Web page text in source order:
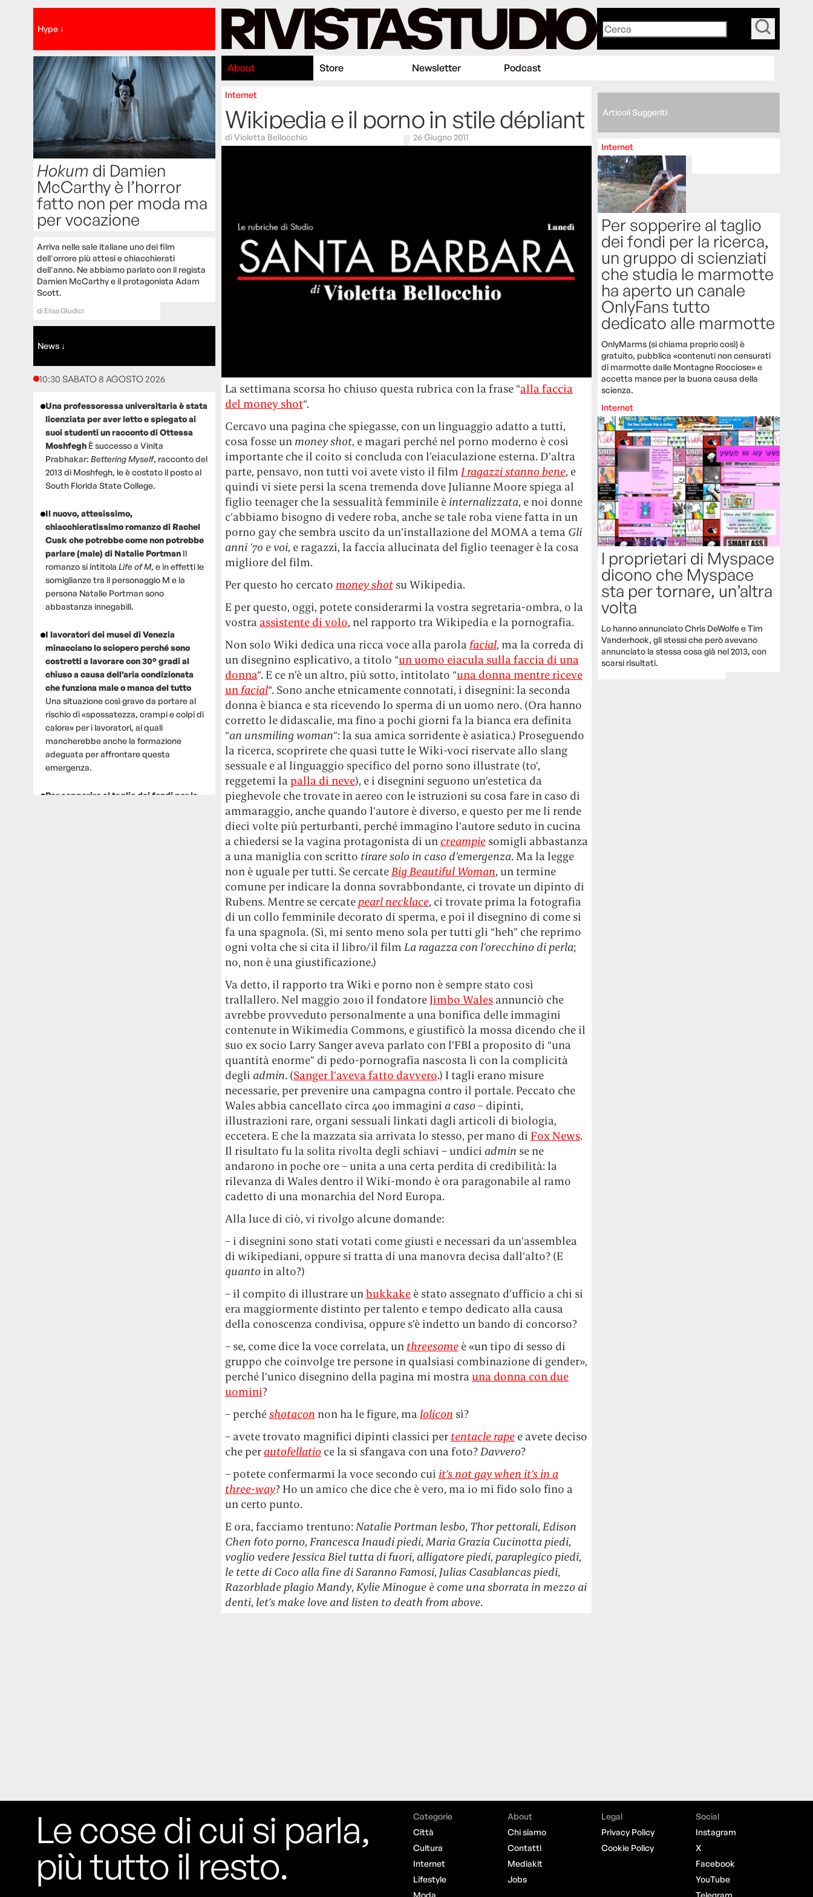
Hype ↓
Hokum di Damien
McCarthy è l’horror
fatto non per moda ma
per vocazione
Arriva nelle sale italiane uno dei film
dell'orrore più attesi e chiacchierati
dell'anno. Ne abbiamo parlato con il regista
Damien McCarthy e il protagonista Adam
Scott.
di Elisa Giudici
News ↓
10:30 SABATO 8 AGOSTO 2026
Una professoressa universitaria è stata
licenziata per aver letto e spiegato ai
suoi studenti un racconto di Ottessa
Moshfegh È successo a Vinita
Prabhakar: Bettering Myself, racconto del
2013 di Moshfegh, le è costato il posto al
South Florida State College.
Il nuovo, attesissimo,
chiacchieratissimo romanzo di Rachel
Cusk che potrebbe come non potrebbe
parlare (male) di Natalie Portman Il
romanzo si intitola Life of M, e in effetti le
somiglianze tra il personaggio M e la
persona Natalie Portman sono
abbastanza innegabili.
I lavoratori dei musei di Venezia
minacciano lo sciopero perché sono
costretti a lavorare con 30° gradi al
chiuso a causa dell’aria condizionata
che funziona male o manca del tutto
Una situazione così grave da portare al
rischio di «spossatezza, crampi e colpi di
calore» per i lavoratori, ai quali
mancherebbe anche la formazione
adeguata per affrontare questa
emergenza.
Per sopperire al taglio dei fondi per la
About Store Newsletter Podcast
Internet
Wikipedia e il porno in stile dépliant
diVioletta Bellocchio 26 Giugno 2011
La settimana scorsa ho chiuso questa rubrica con la frase “alla faccia
del money shot“.
Cercavo una pagina che spiegasse, con un linguaggio adatto a tutti,
cosa fosse un money shot, e magari perché nel porno moderno è così
importante che il coito si concluda con l’eiaculazione esterna. D’altra
parte, pensavo, non tutti voi avete visto il film I ragazzi stanno bene, e
quindi vi siete persi la scena tremenda dove Julianne Moore spiega al
figlio teenager che la sessualità femminile è internalizzata, e noi donne
c’abbiamo bisogno di vedere roba, anche se tale roba viene fatta in un
porno gay che sembra uscito da un’installazione del MOMA a tema Gli
anni ’70 e voi, e ragazzi, la faccia allucinata del figlio teenager è la cosa
migliore del film.
Per questo ho cercato money shotsu Wikipedia.
E per questo, oggi, potete considerarmi la vostra segretaria-ombra, o la
vostra assistente di volo, nel rapporto tra Wikipedia e la pornografia.
Non solo Wiki dedica una ricca voce alla parola facial, ma la correda di
un disegnino esplicativo, a titolo “un uomo eiacula sulla faccia di una
donna“. E ce n’è un altro, più sotto, intitolato “una donna mentre riceve
un facial“. Sono anche etnicamente connotati, i disegnini: la seconda
donna è bianca e sta ricevendo lo sperma di un uomo nero. (Ora hanno
corretto le didascalie, ma fino a pochi giorni fa la bianca era definita
“an unsmiling woman“: la sua amica sorridente è asiatica.) Proseguendo
la ricerca, scoprirete che quasi tutte le Wiki-voci riservate allo slang
sessuale e al linguaggio specifico del porno sono illustrate (to’,
reggetemi la palla di neve), e i disegnini seguono un’estetica da
pieghevole che trovate in aereo con le istruzioni su cosa fare in caso di
ammaraggio, anche quando l’autore è diverso, e questo per me li rende
dieci volte più perturbanti, perché immagino l’autore seduto in cucina
a chiedersi se la vagina protagonista di un creampiesomigli abbastanza
a una maniglia con scritto tirare solo in caso d’emergenza. Ma la legge
non è uguale per tutti. Se cercateBig Beautiful Woman, un termine
comune per indicare la donna sovrabbondante, ci trovate un dipinto di
Rubens. Mentre se cercate pearl necklace, ci trovate prima la fotografia
di un collo femminile decorato di sperma, e poi il disegnino di come si
fa una spagnola. (Sì, mi sento meno sola per tutti gli “heh” che reprimo
ogni volta che si cita il libro/il film La ragazza con l’orecchino di perla;
no, non è una giustificazione.)
Va detto, il rapporto tra Wiki e porno non è sempre stato così
trallallero. Nel maggio 2010 il fondatore Jimbo Walesannunciò che
avrebbe provveduto personalmente a una bonifica delle immagini
contenute in Wikimedia Commons, e giustificò la mossa dicendo che il
suo ex socio Larry Sanger aveva parlato con l’FBI a proposito di “una
quantità enorme” di pedo-pornografia nascosta lì con la complicità
degli admin. (Sanger l’aveva fatto davvero.) I tagli erano misure
necessarie, per prevenire una campagna contro il portale. Peccato che
Wales abbia cancellato circa 400 immagini a caso– dipinti,
illustrazioni rare, organi sessuali linkati dagli articoli di biologia,
eccetera. E che la mazzata sia arrivata lo stesso, per mano di Fox News.
Il risultato fu la solita rivolta degli schiavi – undici admin se ne
andarono in poche ore – unita a una certa perdita di credibilità: la
rilevanza di Wales dentro il Wiki-mondo è ora paragonabile al ramo
cadetto di una monarchia del Nord Europa.
Alla luce di ciò, vi rivolgo alcune domande:
– i disegnini sono stati votati come giusti e necessari da un’assemblea
di wikipediani, oppure si tratta di una manovra decisa dall’alto? (E
quantoin alto?)
– il compito di illustrare unbukkakeè stato assegnato d’ufficio a chi si
era maggiormente distinto per talento e tempo dedicato alla causa
della conoscenza condivisa, oppure s’è indetto un bando di concorso?
– se, come dice la voce correlata, un threesomeè «un tipo di sesso di
gruppo che coinvolge tre persone in qualsiasi combinazione di gender»,
perché l’unico disegnino della pagina mi mostra una donna con due
uomini?
– perchéshotacon non ha le figure, ma lolicon sì?
– avete trovato magnifici dipinti classici per tentacle rapee avete deciso
che per autofellatioce la si sfangava con una foto?Davvero?
– potete confermarmi la voce secondo cui it’s not gay when it’s in a
three-way? Ho un amico che dice che è vero, ma io mi fido solo fino a
un certo punto.
E ora, facciamo trentuno:Natalie Portman lesbo, Thor pettorali, Edison
Chen foto porno, Francesca Inaudi piedi, Maria Grazia Cucinotta piedi,
voglio vedere Jessica Biel tutta di fuori, alligatore piedi, paraplegico piedi,
le tette di Coco alla fine di Saranno Famosi, Julias Casablancas piedi,
Razorblade plagio Mandy, Kylie Minogue è come una sborrata in mezzo ai
denti, let’s make love and listen to death from above.
Articoli Suggeriti
Internet
Per sopperire al taglio
dei fondi per la ricerca,
un gruppo di scienziati
che studia le marmotte
ha aperto un canale
OnlyFans tutto
dedicato alle marmotte
OnlyMarms (si chiama proprio così) è
gratuito, pubblica «contenuti non censurati
di marmotte dalle Montagne Rocciose» e
accetta mance per la buona causa della
scienza.
Internet
I proprietari di Myspace
dicono che Myspace
sta per tornare, un’altra
volta
Lo hanno annunciato Chris DeWolfe e Tim
Vanderhook, gli stessi che però avevano
annunciato la stessa cosa già nel 2013, con
scarsi risultati.
Le cose di cui si parla,
più tutto il resto.
Categorie
Città
Cultura
Internet
Lifestyle
Moda
About
Chi siamo
Contatti
Mediakit
Jobs
Legal
Privacy Policy
Cookie Policy
Social
Instagram
X
Facebook
YouTube
Telegram